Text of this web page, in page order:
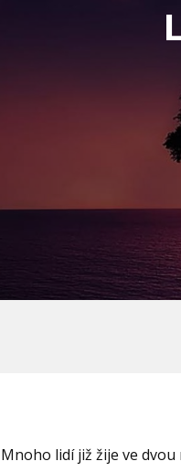
Mnoho lidí již žije ve